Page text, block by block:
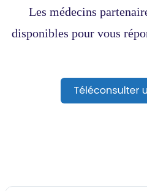
Les médecins
disponibles pour vous